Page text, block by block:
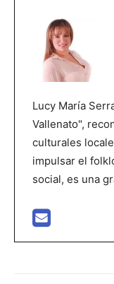
Lucy María
Vallenato",
culturales
impulsar el
social, es una